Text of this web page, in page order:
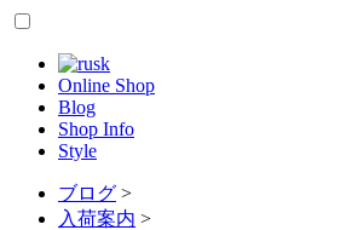
Online Shop
Blog
Shop Info
Style
ブログ >
入荷案内 >